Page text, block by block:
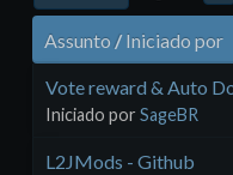
Assunto / Iniciado por
Vote reward & Auto
Iniciado por SageBR
L2JMods - Github